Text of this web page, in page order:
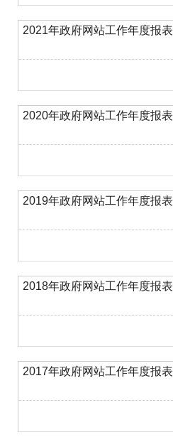
2021年政府网站工作年度报表
2020年政府网站工作年度报表
2019年政府网站工作年度报表
2018年政府网站工作年度报表
2017年政府网站工作年度报表